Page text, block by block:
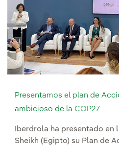
Presentamos el plan de
ambicioso de la COP27
Iberdrola ha presentado en
Sheikh (Egipto) su Plan de